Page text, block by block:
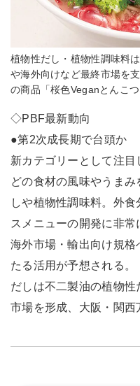
植物性だし・植物性調味料
や海外向けなど最終市場を
の商品「桜色Veganとんこつ
◇PBF最新動向
●第2次成長期で台頭か
新カテゴリーとして注
どの食材の風味やうま
しや植物性調味料。外
スメニューの開発に非
海外市場・輸出向け規
たる活用が予想される。
だしは不二製油の植物
市場を形成、大阪・関西